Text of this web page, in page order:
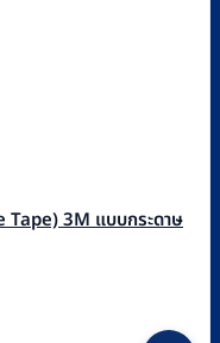
Tape) 3M แบบกระดาษ